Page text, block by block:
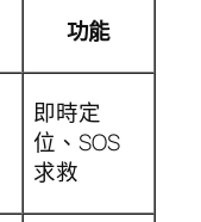
功能
即時定
位、SOS
求救